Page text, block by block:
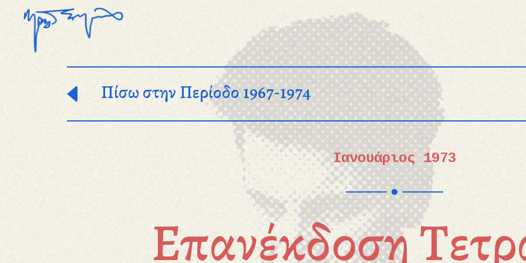
Παράκαμψη προς το κυρίως περιεχόμενο
Πίσω στην Περίοδο 1967-1974
Ιανουάριος 1973
Επανέκδοση